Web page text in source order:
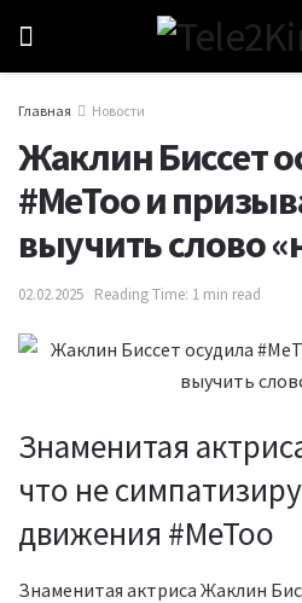
Главная Новости
Жаклин Биссет
#MeToo и
выучить слово
02.02.2025 Reading Time: 1 min read
Знаменитая
что не
движения #MeToo
Знаменитая актриса Жаклин